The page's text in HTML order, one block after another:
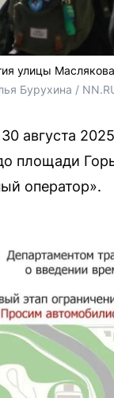
улицы
Бурухина /
августа
площади
оператор».